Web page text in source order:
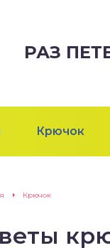
РАЗ
Крючок
Крючок